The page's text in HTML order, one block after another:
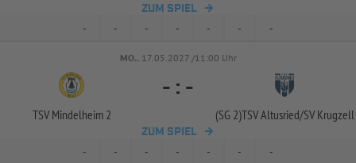
ZUM SPIEL
- - - - - - -
MO.. 17.05.2027 /11:00 Uhr
TSV Mindelheim 2
- : -
(SG 2)TSV Altusried/SV Krugzell
ZUM SPIEL
- - - - - - -